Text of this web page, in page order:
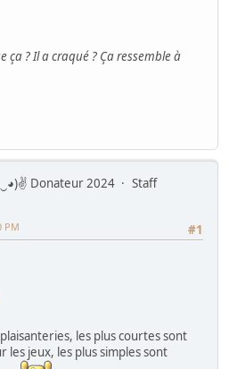
ça ? Il a craqué ? Ça ressemble à
Donateur 2024 Staff
#1
PM
les plus courtes sont
les jeux, les plus simples sont